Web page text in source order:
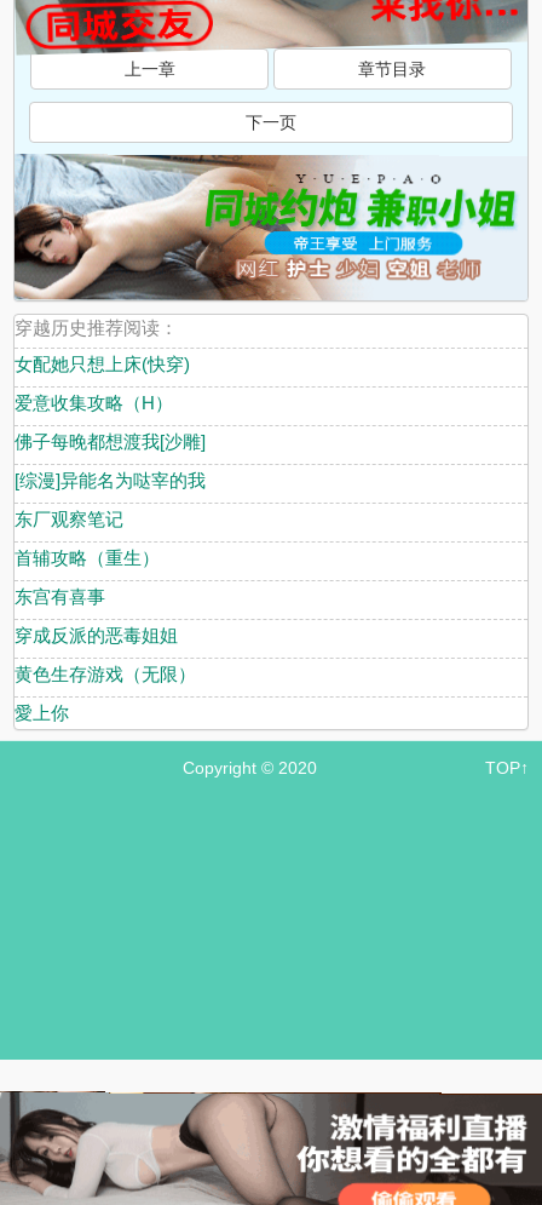
上一章 章节目录
下一页
穿越历史推荐阅读：
女配她只想上床(快穿)
爱意收集攻略（H）
佛子每晚都想渡我[沙雕]
[综漫]异能名为哒宰的我
东厂观察笔记
首辅攻略（重生）
东宫有喜事
穿成反派的恶毒姐姐
黄色生存游戏（无限）
愛上你
Copyright © 2020 TOP↑